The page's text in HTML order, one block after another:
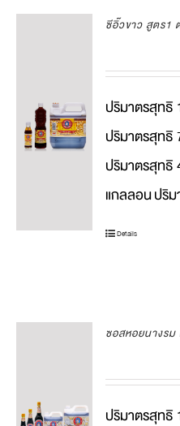
ซีอิ๊วขาว สูตร1
ปริมาตรสุทธิ
ปริมาตรสุทธิ
ปริมาตรสุทธิ
แกลลอนปริ
Details
ซอสหอยนางรม
ปริมาตรสุทธิ